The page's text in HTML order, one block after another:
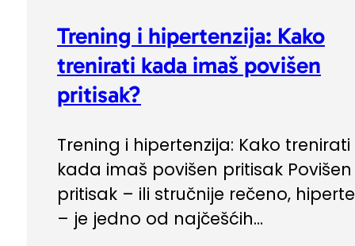
Besplatni ebookovi,
Trening i hipertenzija: Kako
trenirati kada imaš povišen
pritisak?
Trening i hipertenzija: Kako trenirati
kada imaš povišen pritisak
pritisak – ili stručnije rečeno,
– je jedno od najčešćih...